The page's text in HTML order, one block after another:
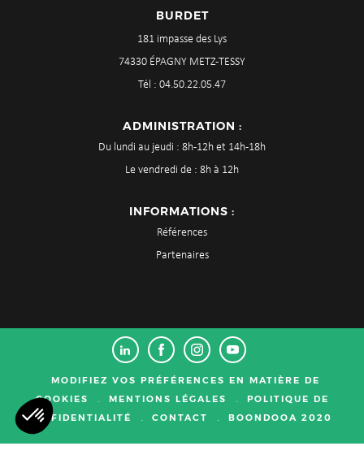
BURDET
181 impasse des Lys
74330 ÉPAGNY METZ-TESSY
Tél : 04.50.22.05.47
ADMINISTRATION :
Du lundi au jeudi : 8h-12h et 14h-18h
Le vendredi de : 8h à 12h
INFORMATIONS :
Références
Partenaires
MODIFIEZ VOS PRÉFÉRENCES EN MATIÈRE DE
COOKIES
. MENTIONS LÉGALES .
POLITIQUE DE
CONFIDENTIALITÉ
. CONTACT . BOONDOOA 2020